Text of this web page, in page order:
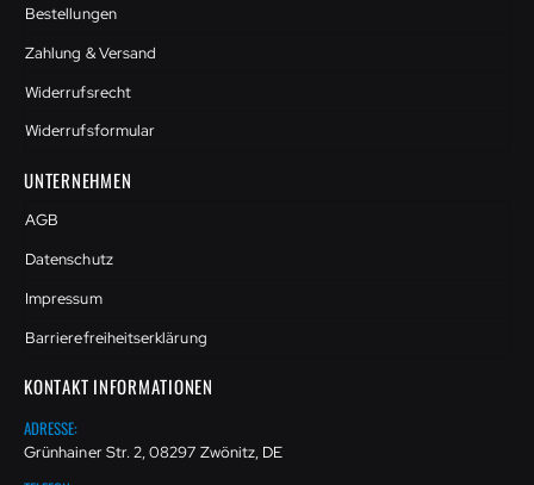
Bestellungen
Zahlung & Versand
Widerrufsrecht
Widerrufsformular
UNTERNEHMEN
AGB
Datenschutz
Impressum
Barrierefreiheitserklärung
KONTAKT INFORMATIONEN
ADRESSE:
Grünhainer Str. 2, 08297 Zwönitz, DE